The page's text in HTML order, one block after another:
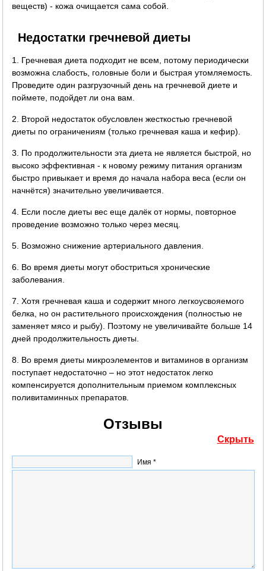
веществ) - кожа очищается сама собой.
Недостатки гречневой диеты
1. Гречневая диета подходит не всем, потому периодически
возможна слабость, головные боли и быстрая утомляемость.
Проведите один разгрузочный день на гречневой диете и
поймете, подойдет ли она вам.
2. Второй недостаток обусловлен жесткостью гречневой
диеты по ограничениям (только гречневая каша и кефир).
3. По продолжительности эта диета не является быстрой, но
высоко эффективная - к новому режиму питания организм
быстро привыкает и время до начала набора веса (если он
начнётся) значительно увеличивается.
4. Если после диеты вес еще далёк от нормы, повторное
проведение возможно только через месяц.
5. Возможно снижение артериального давления.
6. Во время диеты могут обостриться хронические
заболевания.
7. Хотя гречневая каша и содержит много легкоусвояемого
белка, но он растительного происхождения (полностью не
заменяет мясо и рыбу). Поэтому не увеличивайте больше 14
дней продолжительность диеты.
8. Во время диеты микроэлементов и витаминов в организм
поступает недостаточно – но этот недостаток легко
компенсируется дополнительным приемом комплексных
поливитаминных препаратов.
Отзывы
Скрыть
Имя *